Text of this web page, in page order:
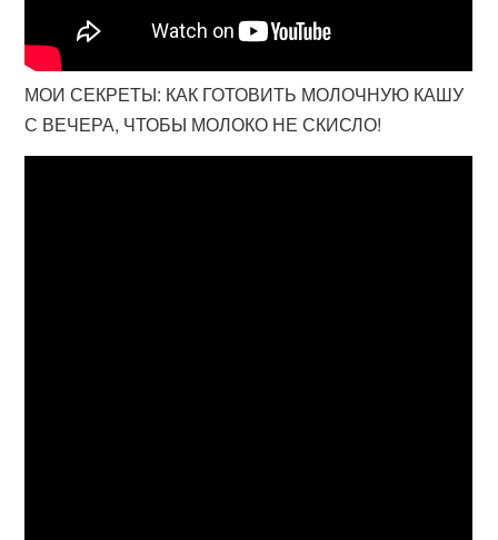
МОИ СЕКРЕТЫ: КАК ГОТОВИТЬ МОЛОЧНУЮ КАШУ
С ВЕЧЕРА, ЧТОБЫ МОЛОКО НЕ СКИСЛО!